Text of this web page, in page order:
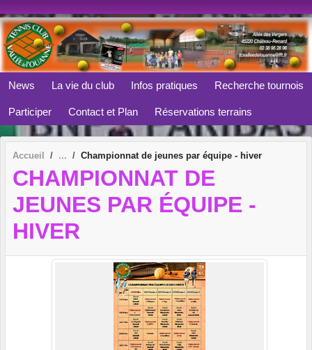
News La vie du club Infos pratiques Recherche tournois
Participer Contact et Plan Réservations terrains
Accueil Championnat de jeunes par équipe - hiver
CHAMPIONNAT DE
JEUNES PAR ÉQUIPE -
HIVER